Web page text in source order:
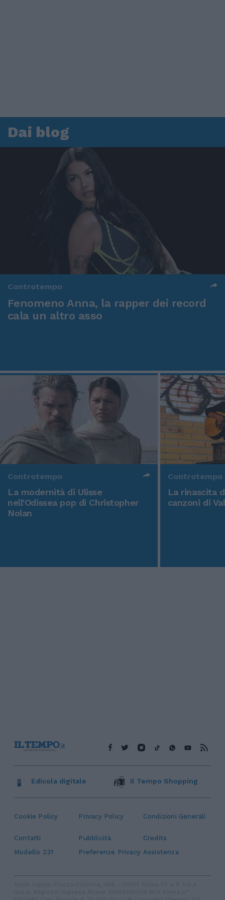
Dai blog
Controtempo
Fenomeno Anna, la rapper dei record
cala un altro asso
Controtempo
La modernità di Ulisse
nell'Odissea pop di Christopher
Nolan
Controtempo
La rinascita
canzoni di
Cookie Policy Privacy Policy Condizioni Generali
Contatti Pubblicità
Credits
Modello 231
Preferenze Privacy Assistenza
Edicola digitale Il Tempo Shopping